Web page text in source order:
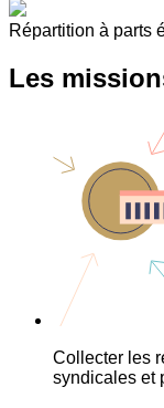
Répartition à parts
Les
Collecter les
syndicales et